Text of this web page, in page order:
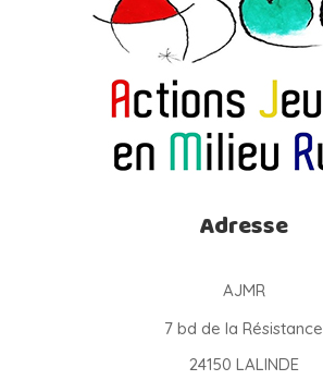
Adresse
AJMR
7 bd de la Résistance
24150 LALINDE